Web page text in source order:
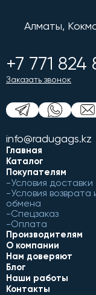
Алматы,
+7 771 824
Заказать звонок
info@radugags.kz
Главная
Каталог
Покупателям
Условия доставки
Условия возврата
обмена
Спецзаказ
Оплата
Производителям
О компании
Нам доверяют
Блог
Наши работы
Контакты